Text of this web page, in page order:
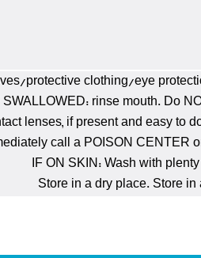
protective clothing/eye
SWALLOWED: rinse mouth. Do
lenses, if present and easy to
call a POISON CENTER
IF ON SKIN: Wash with
Store in a dry place. Store